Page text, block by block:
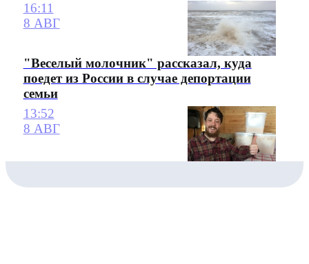
16:11
8 АВГ
"Веселый молочник" рассказал, куда
поедет из России в случае депортации
семьи
13:52
8 АВГ